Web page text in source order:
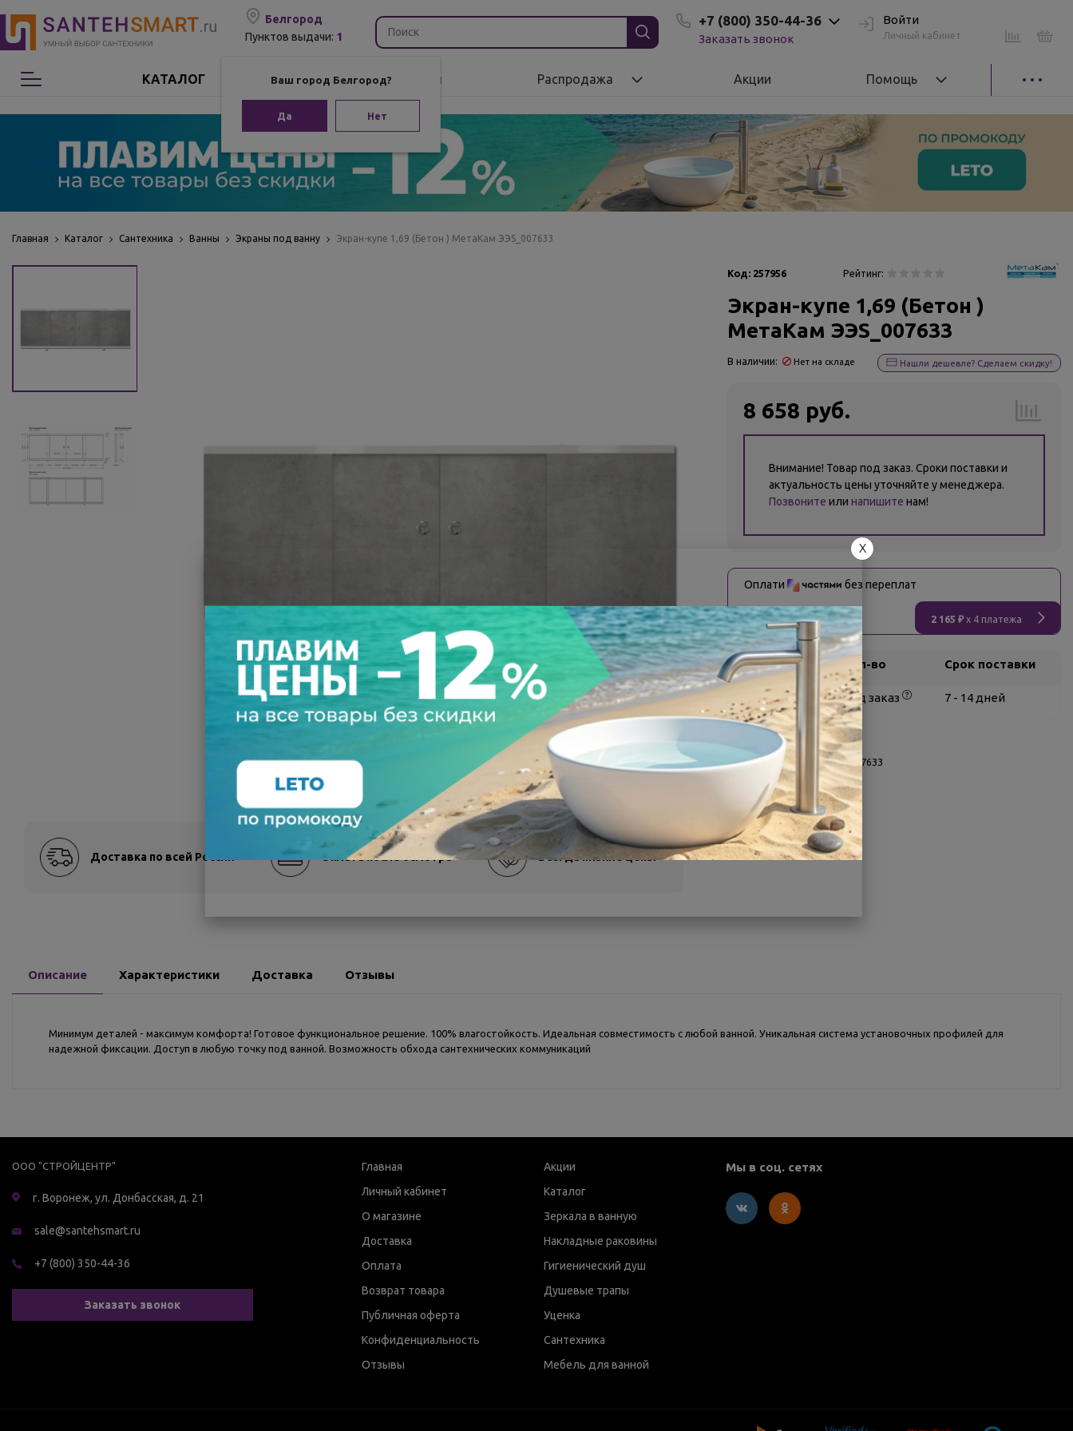
Белгород
Пунктов выдачи: 1
Ваш город Белгород?
Да Нет
+7 (800) 350-44-36
Заказать звонок
Войти
Личный кабинет
КАТАЛОГ
Сантехника
Мебель для ванной
Аксессуары для ванной
Бренды Распродажа Акции Помощь
Главная Каталог Сантехника Ванны Экраны под ванну Экран-купе 1,69 (Бетон ) МетаКам ЭЭS_007633
Доставка по всей России Оплата после осмотра Всегда низкие цены
Код: 257956 Рейтинг:
Экран-купе 1,69 (Бетон )
МетаКам ЭЭS_007633
В наличии: Нет на складе Нашли дешевле? Сделаем скидку!
8 658 руб.
Внимание! Товар под заказ. Сроки поставки и
актуальность цены уточняйте у менеджера.
Позвоните или напишите нам!
Оплати без переплат
2 165 ₽x 4 платежа
Склад Кол-во Срок поставки
Белгород под заказ 7 - 14 дней
О товаре
Заводской артикул: ЭЭS_007633
Производитель:
МетаКам
Другие характеристики
Поделиться
Описание Характеристики Доставка Отзывы
Минимум деталей - максимум комфорта! Готовое функциональное решение. 100% влагостойкость. Идеальная совместимость с любой ванной. Уникальная система установочных профилей для
надежной фиксации. Доступ в любую точку под ванной. Возможность обхода сантехнических коммуникаций
ООО "СТРОЙЦЕНТР"
г. Воронеж, ул. Донбасская, д. 21
sale@santehsmart.ru
+7 (800) 350-44-36
Заказать звонок
Главная
Личный кабинет
О магазине
Доставка
Оплата
Возврат товара
Публичная оферта
Конфиденциальность
Отзывы
Акции
Каталог
Зеркала в ванную
Накладные раковины
Гигиенический душ
Душевые трапы
Уценка
Сантехника
Мебель для ванной
Мы в соц. сетях
X